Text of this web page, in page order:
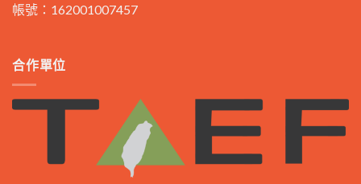
帳號：162001007457
合作單位